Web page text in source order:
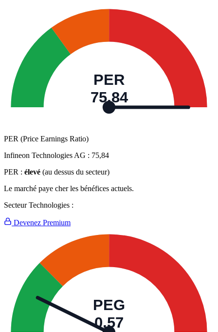
PER
75,84
PER (Price Earnings Ratio)
Infineon Technologies AG : 75,84
PER : élevé (au dessus du secteur)
Le marché paye cher les bénéfices actuels.
Secteur Technologies :
Devenez Premium
PEG
0,57